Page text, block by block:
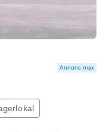
Annons max